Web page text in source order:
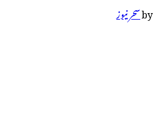
byسحر نیوز